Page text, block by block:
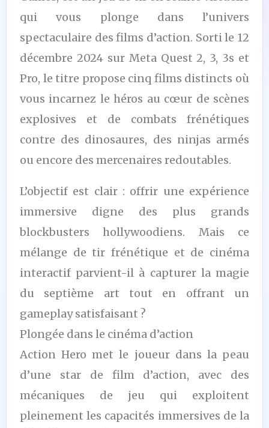
qui vous plonge dans l’univers
spectaculaire des films d’action. Sorti le 12
décembre 2024 sur Meta Quest 2, 3, 3s et
Pro, le titre propose cinq films distincts où
vous incarnez le héros au cœur de scènes
explosives et de combats frénétiques
contre des dinosaures, des ninjas armés
ou encore des mercenaires redoutables.
L’objectif est clair : offrir une expérience
immersive digne des plus grands
blockbusters hollywoodiens. Mais ce
mélange de tir frénétique et de cinéma
interactif parvient-il à capturer la magie
du septième art tout en offrant un
gameplay satisfaisant ?
Plongée dans le cinéma d’action
Action Hero met le joueur dans la peau
d’une star de film d’action, avec des
mécaniques de jeu qui exploitent
pleinement les capacités immersives de la